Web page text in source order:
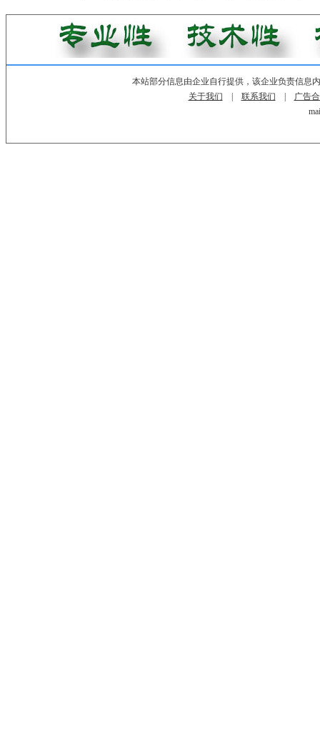
本站部分信息由企业自行提供，该企业负责信息
关于我们
联系我们
广告